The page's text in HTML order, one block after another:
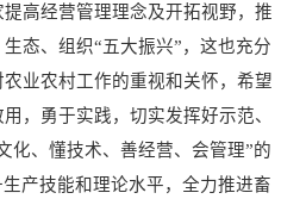
高经营管理理念及开拓视野，推
态、组织“五大振兴”，这也充分
业农村工作的重视和关怀，希望
，勇于实践，切实发挥好示范、
化、懂技术、善经营、会管理”的
产技能和理论水平，全力推进畜